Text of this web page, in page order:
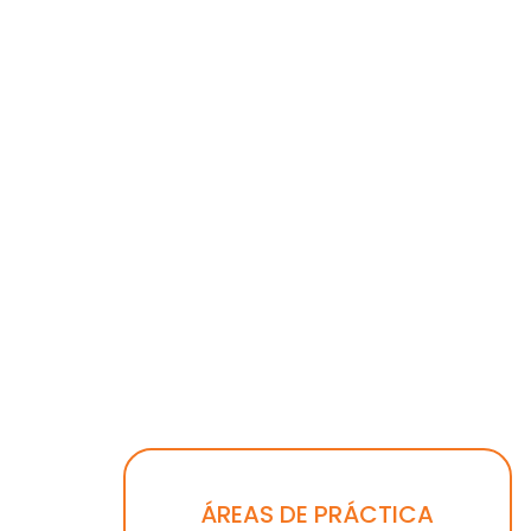
ÁREAS DE PRÁCTICA